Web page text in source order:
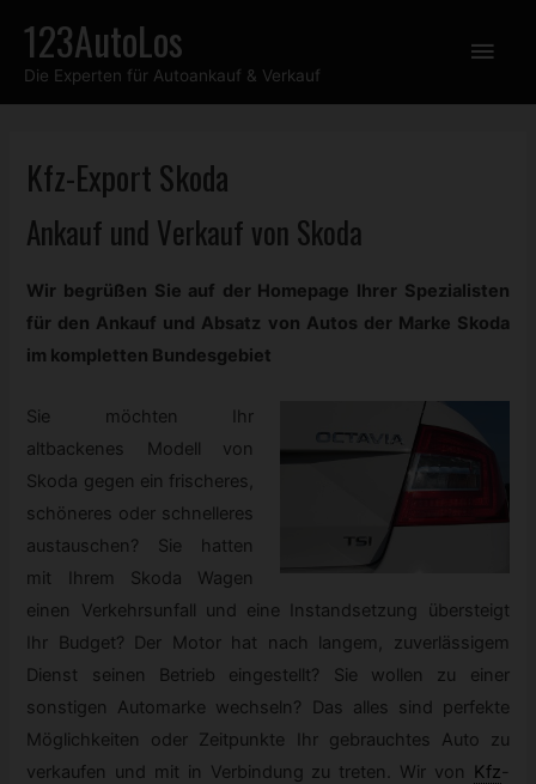
Inhalt
springen
123AutoLos
Die Experten für Autoankauf & Verkauf
Kfz-Export Skoda
Ankauf und Verkauf von Skoda
Wir begrüßen Sie auf der Homepage Ihrer Spezialisten
für den Ankauf und Absatz von Autos der Marke Skoda
im kompletten Bundesgebiet
Sie möchten Ihr
altbackenes Modell von
Skoda gegen ein frischeres,
schöneres oder schnelleres
austauschen? Sie hatten
mit Ihrem Skoda Wagen
einen Verkehrsunfall und eine Instandsetzung übersteigt
Ihr Budget? Der Motor hat nach langem, zuverlässigem
Dienst seinen Betrieb eingestellt? Sie wollen zu einer
sonstigen Automarke wechseln? Das alles sind perfekte
Möglichkeiten oder Zeitpunkte Ihr gebrauchtes Auto zu
verkaufen und mit in Verbindung zu treten. Wir von Kfz-